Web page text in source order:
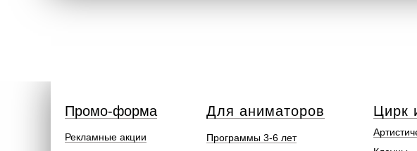
Рекламные акции
Промо-форма
Программы 3-6 лет
Для аниматоров Цирк